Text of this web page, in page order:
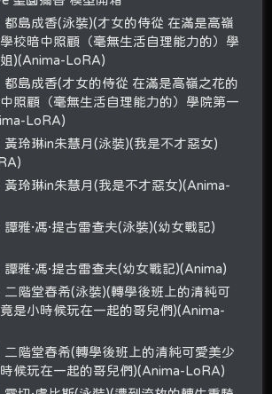
都島成香(泳裝)(才女的侍從 在滿是高嶺
校暗中照顧（毫無生活自理能力的）學
)(Anima-LoRA)
都島成香(才女的侍從 在滿是高嶺之花的
照顧（毫無生活自理能力的）學院第一
LoRA)
黃玲琳in朱慧月(泳裝)(我是不才惡女)
黃玲琳in朱慧月(我是不才惡女)(Anima-
譚雅·馮·提古雷查夫(泳裝)(幼女戰記)
譚雅·馮·提古雷查夫(幼女戰記)(Anima)
二階堂春希(泳裝)(轉學後班上的清純可
是小時候玩在一起的哥兒們)(Anima-
二階堂春希(轉學後班上的清純可愛美少
候玩在一起的哥兒們)(Anima-LoRA)